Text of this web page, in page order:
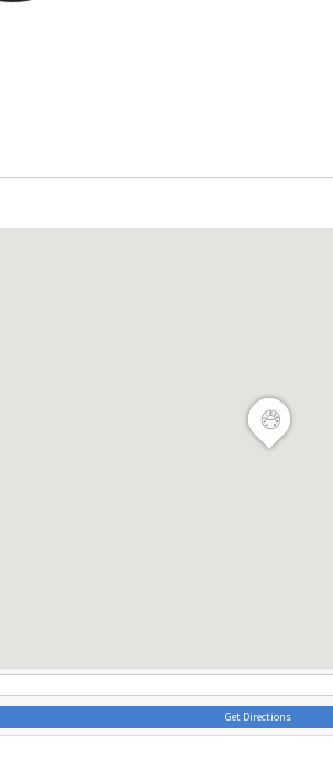
Get Directions